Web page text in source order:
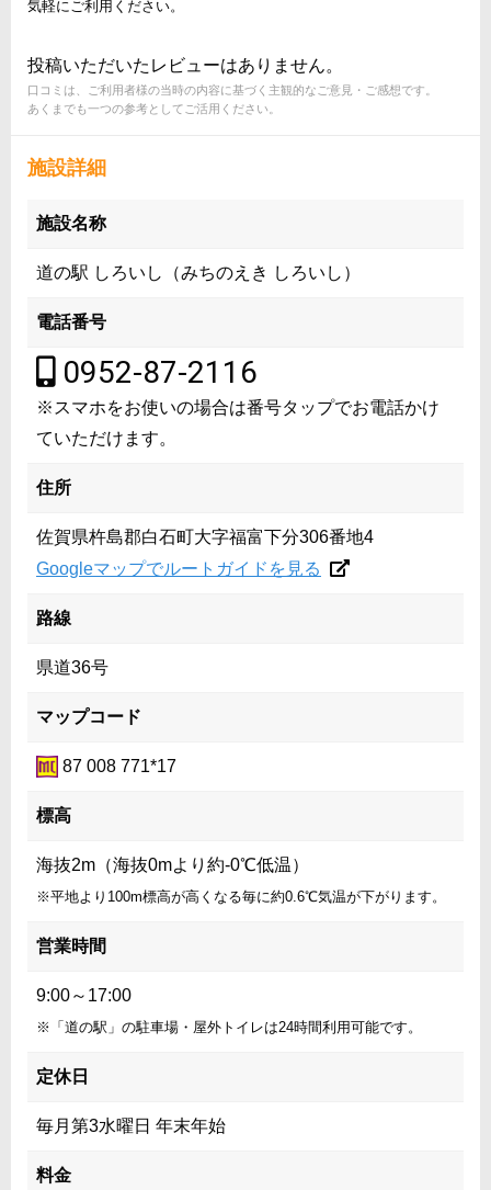
気軽にご利用ください。
投稿いただいたレビューはありません。
口コミは、ご利用者様の当時の内容に基づく主観的なご意見・ご感想です。
あくまでも一つの参考としてご活用ください。
施設詳細
施設名称
道の駅 しろいし（みちのえき しろいし）
電話番号
0952-87-2116
※スマホをお使いの場合は番号タップでお電話かけ
ていただけます。
住所
佐賀県杵島郡白石町大字福富下分306番地4
Googleマップでルートガイドを見る
路線
県道36号
マップコード
87 008 771*17
標高
海抜2m（海抜0mより約-0℃低温）
※平地より100m標高が高くなる毎に約0.6℃気温が下がります。
営業時間
9:00～17:00
※「道の駅」の駐車場・屋外トイレは24時間利用可能です。
定休日
毎月第3水曜日 年末年始
料金